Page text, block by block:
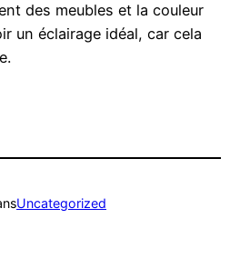
des meubles et la couleur
un éclairage idéal, car cela
Uncategorized